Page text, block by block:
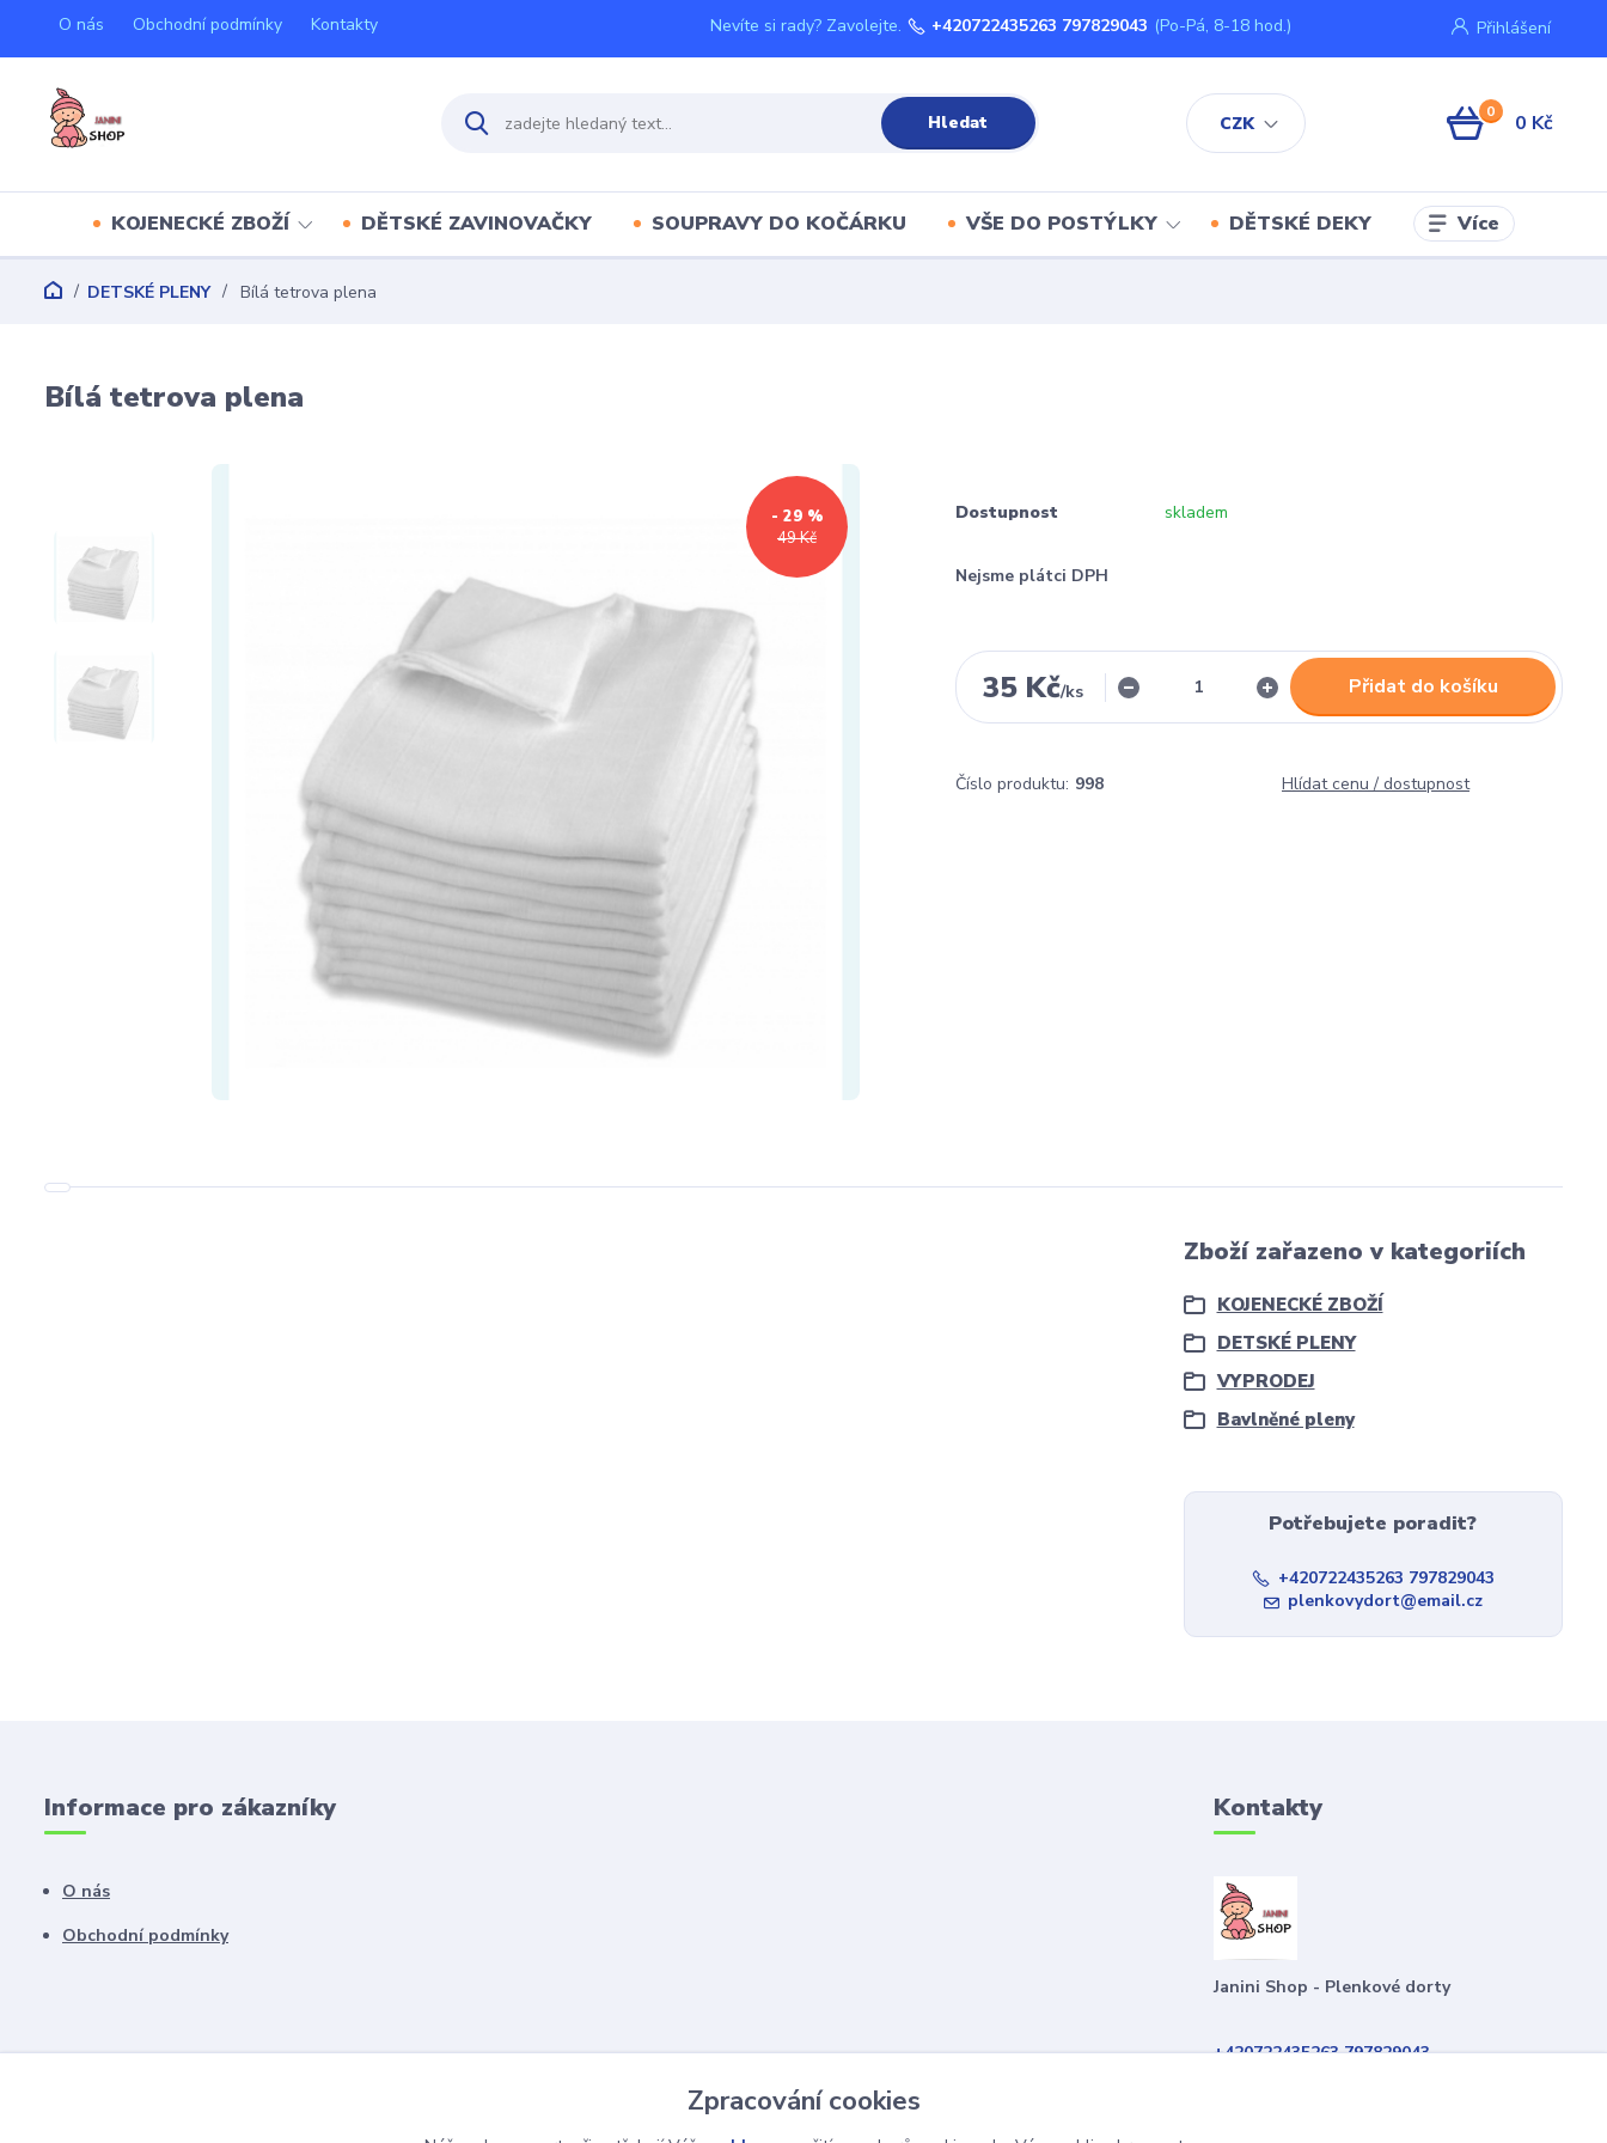
O nás Obchodní podmínky Kontakty
CZK
Přihlášení
Hledat
Nevíte si rady? Zavolejte. +420722435263 797829043 (Po-Pá, 8-18 hod.)
0 0 Kč
KOJENECKÉ ZBOŽÍ DĚTSKÉ ZAVINOVAČKY SOUPRAVY DO KOČÁRKU VŠE DO POSTÝLKY DĚTSKÉ DEKY Více
DETSKÉ PLENY Bílá tetrova plena
Bílá tetrova plena
49 Kč
- 29 % Dostupnost skladem
Nejsme plátci DPH
35 Kč/ks Přidat do košíku
Číslo produktu: 998 Hlídat cenu / dostupnost
Zboží zařazeno v kategoriích
KOJENECKÉ ZBOŽÍ
DETSKÉ PLENY
VYPRODEJ
Bavlněné pleny
Potřebujete poradit?
+420722435263 797829043
plenkovydort@email.cz
Informace pro zákazníky
O nás
Obchodní podmínky
Kontakty
Janini Shop - Plenkové dorty
+420722435263 797829043
Zpracování cookies